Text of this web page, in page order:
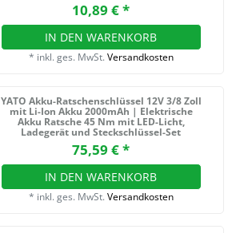
10,89 € *
IN DEN WARENKORB
* inkl. ges. MwSt. Versandkosten
YATO Akku-Ratschenschlüssel 12V 3/8 Zoll
mit Li-Ion Akku 2000mAh | Elektrische
Akku Ratsche 45 Nm mit LED-Licht,
Ladegerät und Steckschlüssel-Set
75,59 € *
IN DEN WARENKORB
* inkl. ges. MwSt. Versandkosten